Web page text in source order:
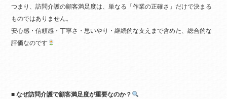
つまり、訪問介護の顧客満足度は、単なる「作業の正確さ」だけで決まる
ものではありません。
安心感・信頼感・丁寧さ・思いやり・継続的な支えまで含めた、総合的な
評価なのです
■ なぜ訪問介護で顧客満足度が重要なのか？